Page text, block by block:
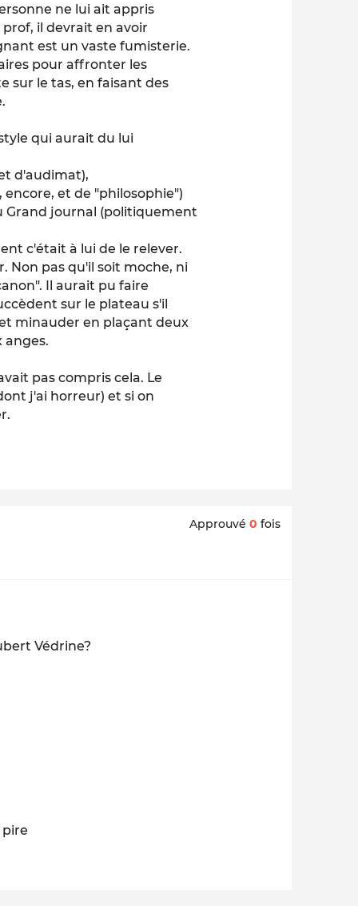
ne lui ait appris
il devrait en avoir
est un vaste fumisterie.
pour affronter les
sur le tas, en faisant des
qui aurait du lui
d'audimat),
et de "philosophie")
Grand journal (politiquement
c'était à lui de le relever.
Non pas qu'il soit moche, ni
Il aurait pu faire
sur le plateau s'il
minauder en plaçant deux
anges.
pas compris cela. Le
j'ai horreur) et si on
Approuvé 0 fois
Védrine?
pire